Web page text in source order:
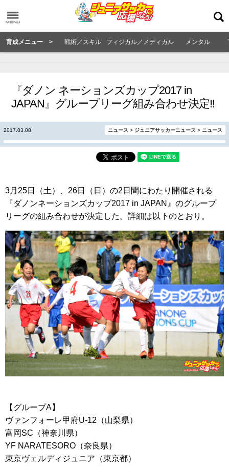
育成メニュー > 戦術／スキル フィジカル／メディカル メンタル
『ダノン ネーションズカップ2017 in
JAPAN』グループリーグ組み合わせ決定!!
2017.03.08 ニュース > ジュニアサッカーニュース > ニュース
3月25日（土）、26日（日）の2日間にわたり開催される
『ダノンネーションズカップ2017 in JAPAN』のグループ
リーグの組み合わせが決定した。詳細は以下のとおり。
【グループA】
ヴァンフォーレ甲府U-12（山梨県）
富岡SC（神奈川県）
YF NARATESORO（奈良県）
東京ヴェルディジュニア（東京都）